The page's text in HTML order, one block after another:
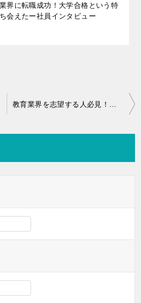
界に転職成功！大学合格という特
会えたー社員インタビュー
教育業界を志望する人必見！大学受験の学部学科選び